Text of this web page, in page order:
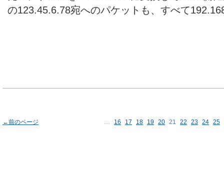
の123.45.6.78宛へのパケットも、すべて
←前のページ … 16 17 18 19 20 21 22 23 24 25